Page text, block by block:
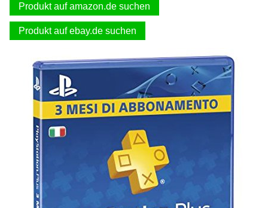
Datenschutz
Impressum
Produkt auf amazon.de suchen
Produkt auf ebay.de suchen